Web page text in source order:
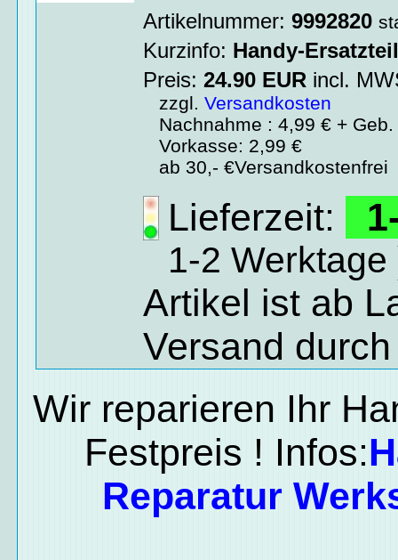
Artikelnummer:9992820
Kurzinfo: Handy-
Preis:24.90 EUR incl.
zzgl.Versandkosten
Nachnahme : 4,99 € + Geb.
Vorkasse: 2,99 €
ab 30,- €Versandkostenfrei
Lieferzeit:
1-2 Werktage
Artikel ist ab
Versand
Wir reparieren Ihr
Festpreis ! Infos:
Reparatur